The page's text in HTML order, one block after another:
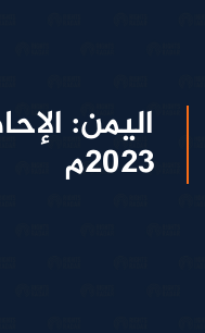
اليمن:
2023م